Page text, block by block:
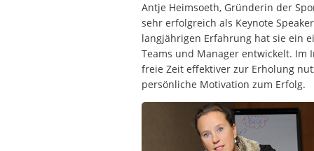
Antje Heimsoeth, Gründerin der
sehr erfolgreich als Keynote
langjährigen Erfahrung hat sie ein
Teams und Manager entwickelt. Im
freie Zeit effektiver zur Erholung
persönliche Motivation zum Erfolg.